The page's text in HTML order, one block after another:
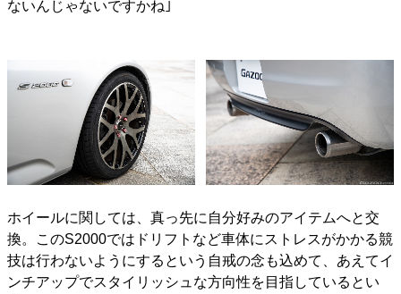
ないんじゃないですかね｣
ホイールに関しては、真っ先に自分好みのアイテムへと交
換。このS2000ではドリフトなど車体にストレスがかかる競
技は行わないようにするという自戒の念も込めて、あえてイ
ンチアップでスタイリッシュな方向性を目指しているとい